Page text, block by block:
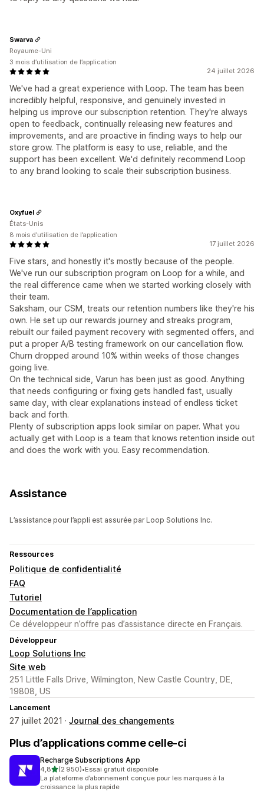
24 juillet 2026
We've had a great experience with Loop. The team has been
incredibly helpful, responsive, and genuinely invested in
helping us improve our subscription retention. They're always
open to feedback, continually releasing new features and
improvements, and are proactive in finding ways to help our
store grow. The platform is easy to use, reliable, and the
support has been excellent. We'd definitely recommend Loop
to any brand looking to scale their subscription business.
Swarva
Royaume-Uni
3 mois d’utilisation de l’application
17 juillet 2026
Five stars, and honestly it's mostly because of the people.
We've run our subscription program on Loop for a while, and
the real difference came when we started working closely with
their team.
Saksham, our CSM, treats our retention numbers like they're his
own. He set up our rewards journey and streaks program,
rebuilt our failed payment recovery with segmented offers, and
put a proper A/B testing framework on our cancellation flow.
Churn dropped around 10% within weeks of those changes
going live.
On the technical side, Varun has been just as good. Anything
that needs configuring or fixing gets handled fast, usually
same day, with clear explanations instead of endless ticket
back and forth.
Plenty of subscription apps look similar on paper. What you
actually get with Loop is a team that knows retention inside out
and does the work with you. Easy recommendation.
Oxyfuel
États-Unis
8 mois d’utilisation de l’application
Assistance
L’assistance pour l’appli est assurée par Loop Solutions Inc.
Ressources
Politique de confidentialité
FAQ
Tutoriel
Documentation de l’application
Ce développeur n’offre pas d’assistance directe en Français.
Développeur
Loop Solutions Inc
Site web
251 Little Falls Drive, Wilmington, New Castle Country, DE,
19808, US
Lancement
27 juillet 2021 · Journal des changements
Plus d’applications comme celle-ci
Recharge Subscriptions App
4,8étoile(s) sur 5
(2 950)
2950 avis au total
•Essai gratuit disponible
La plateforme d’abonnement conçue pour les marques à la
croissance la plus rapide